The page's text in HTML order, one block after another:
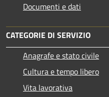
Documenti e dati
CATEGORIE DI SERVIZIO
Anagrafe e stato civile
Cultura e tempo libero
Vita lavorativa